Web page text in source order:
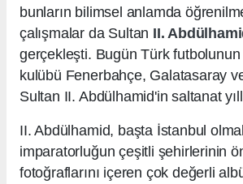
bunların bilimsel anlamda
çalışmalar da Sultan II.
gerçekleşti. Bugün Türk
kulübü Fenerbahçe, Galatasaray
Sultan II. Abdülhamid'in saltanat
II. Abdülhamid, başta İstanbul
imparatorluğun çeşitli şehirlerinin
fotoğraflarını içeren çok değerli